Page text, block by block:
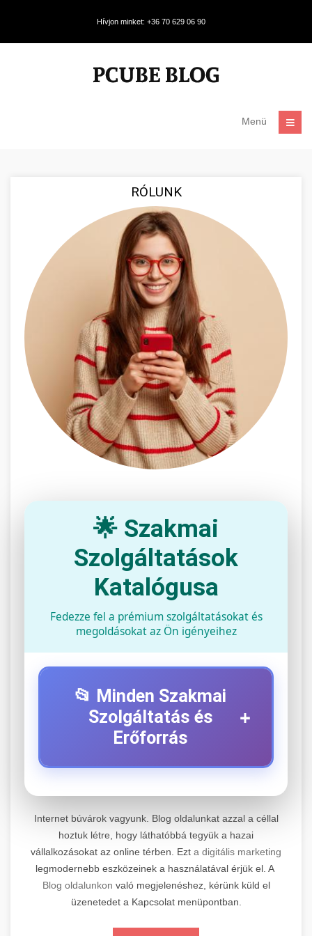
Hívjon minket: +36 70 629 06 90
Menü
RÓLUNK
🌟 Szakmai
Szolgáltatások
Katalógusa
Fedezze fel a prémium szolgáltatásokat és
megoldásokat az Ön igényeihez
📂 Minden Szakmai
Szolgáltatás és
Erőforrás
+
+
Professzionális elektromos roller javítási és
karbantartási szolgáltatások. Szakértő
technikusaink minőségi szervízt nyújtanak
minden jelentős márkához és modellhez.
Szervizközpont Látogatása
📊 2. Online Marketing
Ügynökség
+
Átfogó online marketing szolgáltatások,
beleértve a SEO-t, közösségi média kezelést és
Internet búvárok vagyunk. Blog oldalunkat azzal a céllal
hoztuk létre, hogy láthatóbbá tegyük a hazai
vállalkozásokat az online térben. Ezt a digitális marketing
legmodernebb eszközeinek a használatával érjük el. A
Blog oldalunkon való megjelenéshez, kérünk küld el
üzenetedet a Kapcsolat menüpontban.